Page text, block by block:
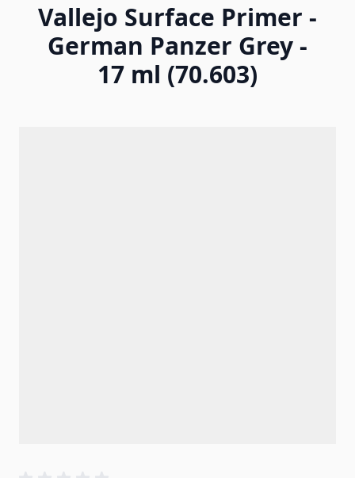
Vallejo Surface Primer -
German Panzer Grey -
17 ml (70.603)